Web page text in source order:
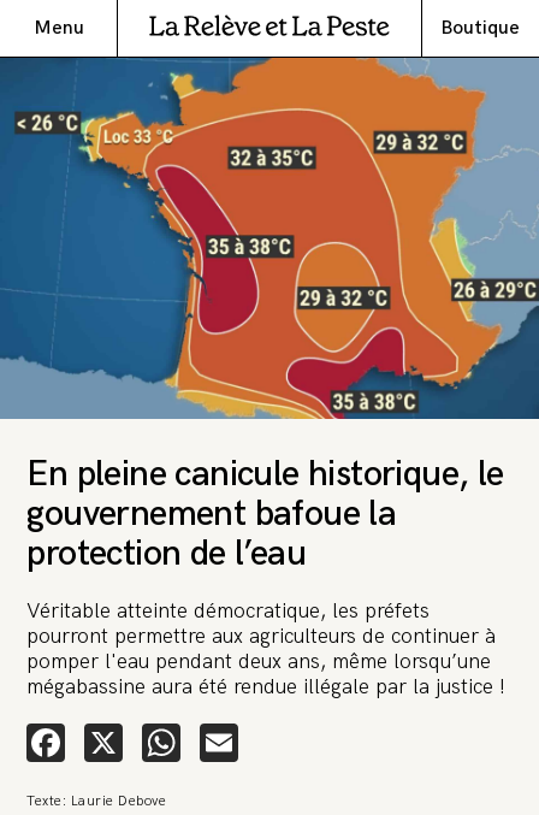
Menu Boutique
En pleine canicule historique, le
gouvernement bafoue la
protection de l’eau
Véritable atteinte démocratique, les préfets
pourront permettre aux agriculteurs de continuer à
pomper l'eau pendant deux ans, même lorsqu’une
mégabassine aura été rendue illégale par la justice !
Facebook
X WhatsApp
Texte: Laurie Debove